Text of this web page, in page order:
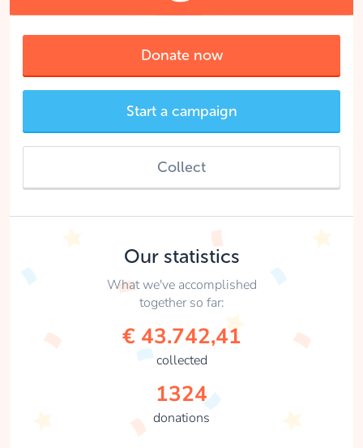
Donate now
Start a campaign
Collect
Our statistics
What we've accomplished
together so far:
€ 43.742,41
collected
1324
donations